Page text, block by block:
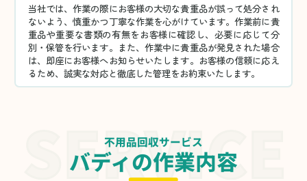
当社では、作業の際にお客様の大切な貴重品が誤って処分され
ないよう、慎重かつ丁寧な作業を心がけています。作業前に貴
重品や重要な書類の有無をお客様に確認し、必要に応じて分
別・保管を行います。また、作業中に貴重品が発見された場合
は、即座にお客様へお知らせいたします。お客様の信頼に応え
るため、誠実な対応と徹底した管理をお約束いたします。
不用品回収サービス
バディの作業内容